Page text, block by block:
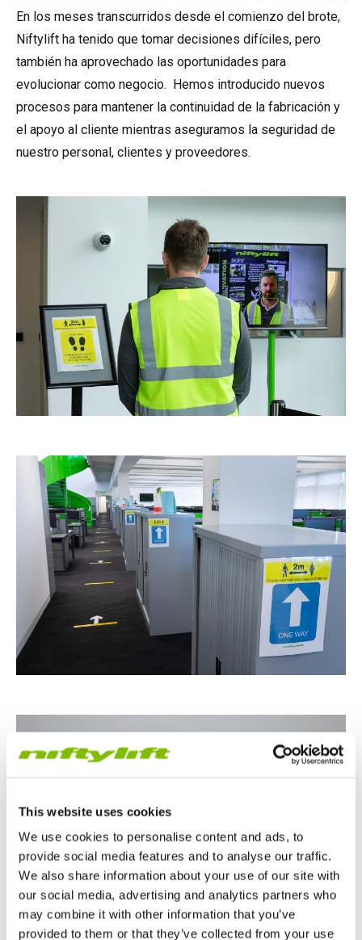
This website uses cookies
We use cookies to personalise content and ads, to
provide social media features and to analyse our traffic.
We also share information about your use of our site with
our social media, advertising and analytics partners who
may combine it with other information that you’ve
provided to them or that they’ve collected from your use
En los meses transcurridos desde el comienzo del brote,
Niftylift ha tenido que tomar decisiones difíciles, pero
también ha aprovechado las oportunidades para
evolucionar como negocio. Hemos introducido nuevos
procesos para mantener la continuidad de la fabricación y
el apoyo al cliente mientras aseguramos la seguridad de
nuestro personal, clientes y proveedores.